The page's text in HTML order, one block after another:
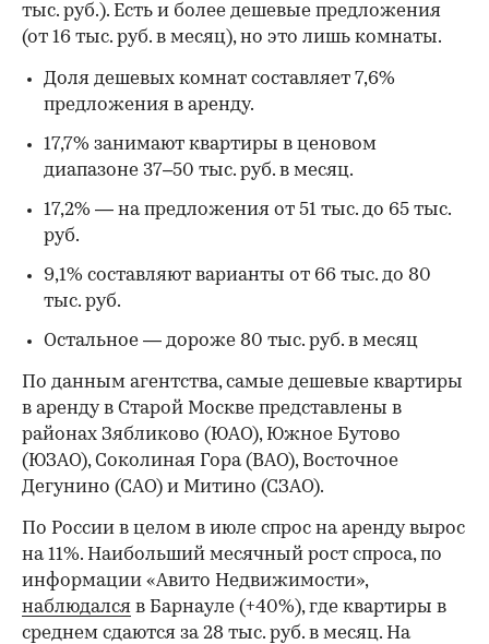
тыс. руб.). Есть и более дешевые предложения
(от 16 тыс. руб. в месяц), но это лишь комнаты.
Доля дешевых комнат составляет 7,6%
предложения в аренду.
17,7% занимают квартиры в ценовом
диапазоне 37–50 тыс. руб. в месяц.
17,2% — на предложения от 51 тыс. до 65 тыс.
руб.
9,1% составляют варианты от 66 тыс. до 80
тыс. руб.
Остальное — дороже 80 тыс. руб. в месяц
По данным агентства, самые дешевые квартиры
в аренду в Старой Москве представлены в
районах Зябликово (ЮАО), Южное Бутово
(ЮЗАО), Соколиная Гора (ВАО), Восточное
Дегунино (САО) и Митино (СЗАО).
По России в целом в июле спрос на аренду вырос
на 11%. Наибольший месячный рост спроса, по
информации «Авито Недвижимости»,
наблюдался в Барнауле (+40%), где квартиры в
среднем сдаются за 28 тыс. руб. в месяц. На